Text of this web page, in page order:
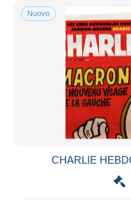
Nuovo
CHARLIE